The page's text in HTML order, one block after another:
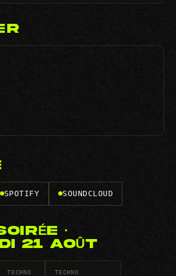
SPOTIFY SOUNDCLOUD
·
21 AOÛT
TECHNO TECHNO